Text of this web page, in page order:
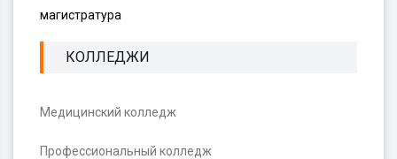
магистратура
КОЛЛЕДЖИ
Медицинский колледж
Профессиональный колледж